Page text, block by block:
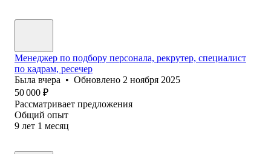
Менеджер по подбору персонала, рекрутер, специалист
по кадрам, ресечер
Была вчера • Обновлено 2 ноября 2025
50 000 ₽
Рассматривает предложения
Общий опыт
9 лет 1 месяц